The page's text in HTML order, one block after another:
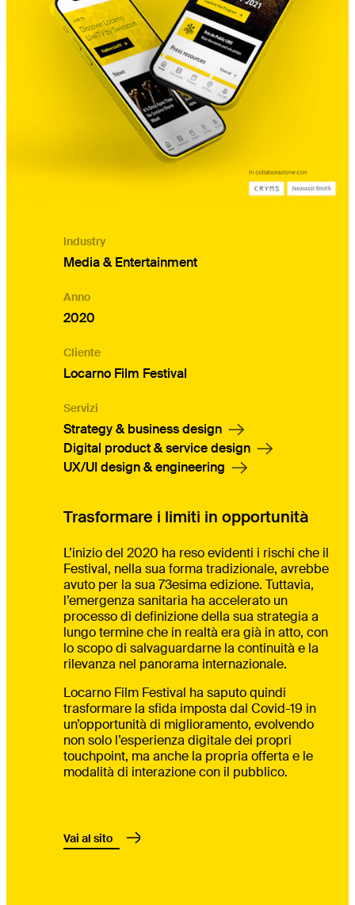
Industry
Media & Entertainment
Anno
2020
Cliente
Locarno Film Festival
Servizi
Strategy & business design
Digital product & service design
UX/UI design & engineering
Trasformare i limiti in opportunità
L’inizio del 2020 ha reso evidenti i rischi che il
Festival, nella sua forma tradizionale, avrebbe
avuto per la sua 73esima edizione. Tuttavia,
l’emergenza sanitaria ha accelerato un
processo di definizione della sua strategia a
lungo termine che in realtà era già in atto, con
lo scopo di salvaguardarne la continuità e la
rilevanza nel panorama internazionale.
Locarno Film Festival ha saputo quindi
trasformare la sfida imposta dal Covid-19 in
un’opportunità di miglioramento, evolvendo
non solo l’esperienza digitale dei propri
touchpoint, ma anche la propria offerta e le
modalità di interazione con il pubblico.
Vai al sito